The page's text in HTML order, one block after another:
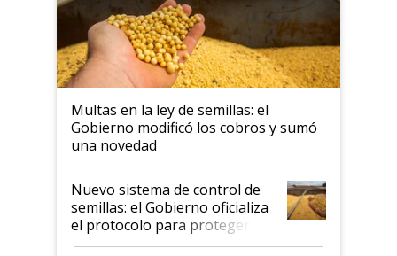
Multas en la ley de semillas: el
Gobierno modificó los cobros y sumó
una novedad
Nuevo sistema de control de
semillas: el Gobierno oficializa
el protocolo para proteger la
propiedad intelectual